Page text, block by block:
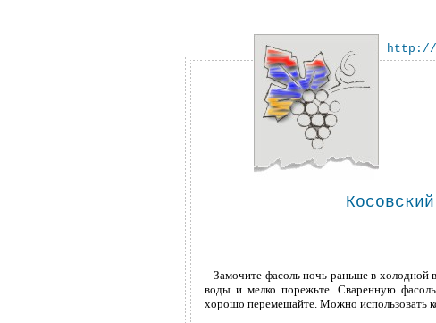
http://
Замочите фасоль ночь раньше в холодной
воды и мелко порежьте. Сваренную
хорошо перемешайте. Можно использовать